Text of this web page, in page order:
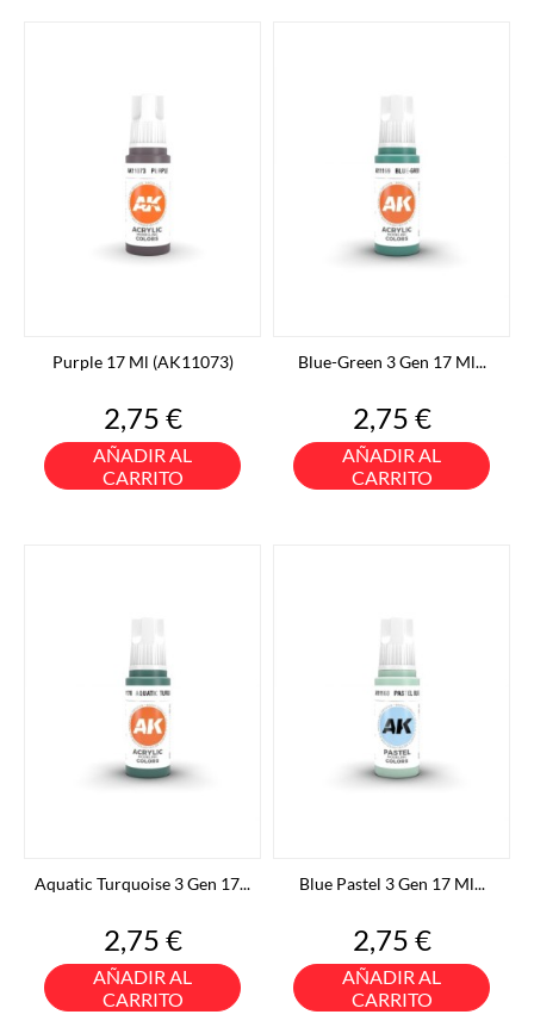
Purple 17 Ml (AK11073)
Precio
2,75 €
AÑADIR AL
CARRITO
Blue-Green 3 Gen 17 Ml...
Precio
2,75 €
AÑADIR AL
CARRITO
Aquatic Turquoise 3 Gen 17...
Precio
2,75 €
AÑADIR AL
CARRITO
Blue Pastel 3 Gen 17 Ml...
Precio
2,75 €
AÑADIR AL
CARRITO